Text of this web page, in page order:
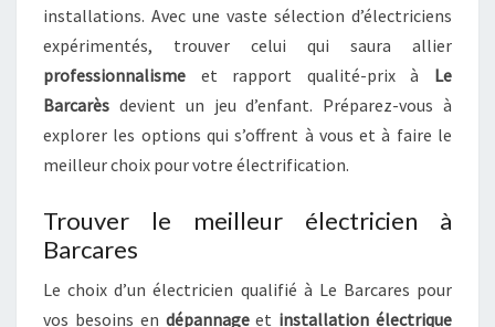
installations. Avec une vaste sélection d’électriciens
expérimentés, trouver celui qui saura allier
professionnalisme et rapport qualité-prix à Le
Barcarès devient un jeu d’enfant. Préparez-vous à
explorer les options qui s’offrent à vous et à faire le
meilleur choix pour votre électrification.
Trouver le meilleur électricien à
Barcares
Le choix d’un électricien qualifié à Le Barcares pour
vos besoins en dépannageet installation électrique